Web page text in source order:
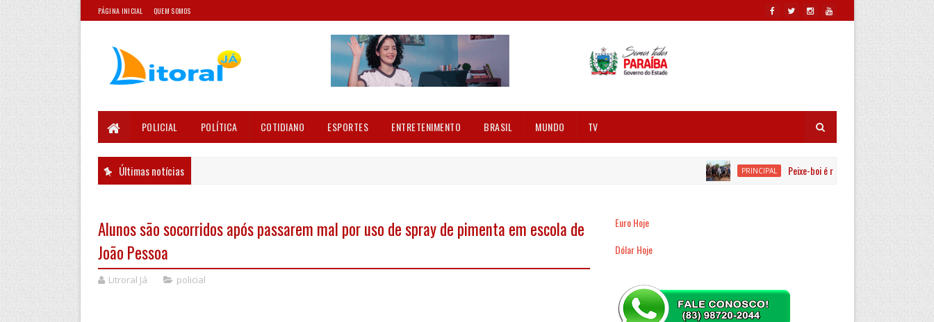
PÁGINA INICIAL QUEM SOMOS
POLICIAL POLÍTICA COTIDIANO ESPORTES ENTRETENIMENTO BRASIL MUNDO TV
Últimas notícias PRINCIPAL Peixe-boi é resgatado por equipes
Alunos são socorridos após passarem mal por uso de spray de pimenta em escola de
João Pessoa
Litroral Já policial
Euro Hoje
Dólar Hoje